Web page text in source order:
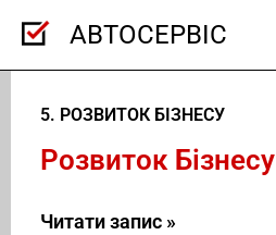
вмісту
АВТОСЕРВІС
5. РОЗВИТОК БІЗНЕСУ
Розвиток Бізнесу
Бізнесу
Читати запис »